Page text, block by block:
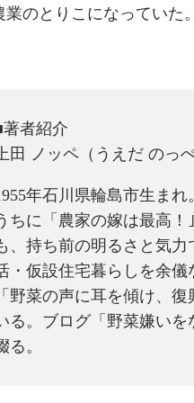
業のとりこになっていた。
者紹介
田 ノッペ（うえだ のっぺ
年石川県輪島市生ま
ちに「農家の嫁は最高
、持ち前の明るさと気力
・仮設住宅暮らしを余
野菜の声に耳を傾け、
る。ブログ「野菜嫌い
る。